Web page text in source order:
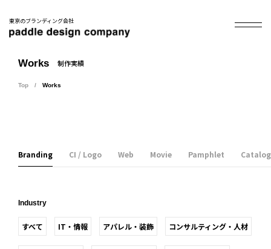
東京のブランディング会社
Works 制作実績
Top Works
Branding CI / Logo Web Movie Pamphlet Catalog
Industry
すべて IT・情報 アパレル・装飾 コンサルティング・人材